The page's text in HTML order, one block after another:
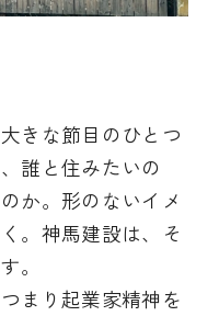
きな節目のひとつ
誰と住みたいの
か。形のないイメ
。神馬建設は、そ
。
まり起業家精神を